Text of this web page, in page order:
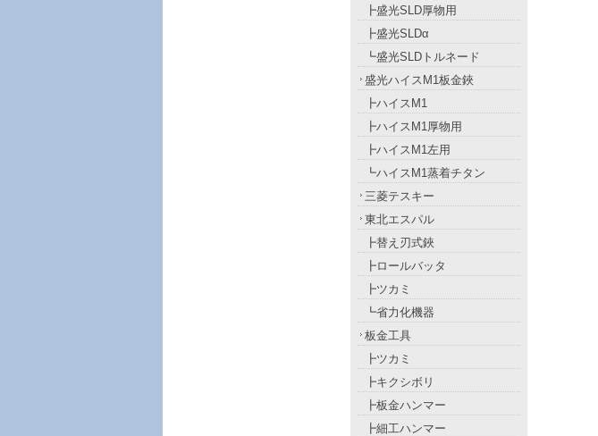
┣盛光SLD厚物用
┣盛光SLDα
┗盛光SLDトルネード
盛光ハイスM1板金鋏
┣ハイスM1
┣ハイスM1厚物用
┣ハイスM1左用
┗ハイスM1蒸着チタン
三菱テスキー
東北エスパル
┣替え刃式鋏
┣ロールバッタ
┣ツカミ
┗省力化機器
板金工具
┣ツカミ
┣キクシボリ
┣板金ハンマー
┣細工ハンマー